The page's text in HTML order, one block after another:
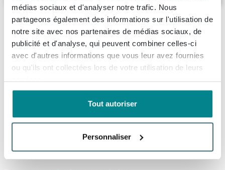
médias sociaux et d'analyser notre trafic. Nous
partageons également des informations sur l'utilisation de
notre site avec nos partenaires de médias sociaux, de
publicité et d'analyse, qui peuvent combiner celles-ci
avec d'autres informations que vous leur avez fournies
ou qu'ils ont collectées lors de votre utilisation de leurs
services.
Tout autoriser
Personnaliser
Description
Arcqua Luna Ensemble fontaine
54.3x39.7x21.8cm Brillant Blanc avec
fontaine effet marbre sans trop-plein mat
blanc
Ce élégant ensemble fontaine est un choix parfait pour
ceux qui recherchent une solution élégante et
fonctionnelle pour les petites salles de bains, toilettes
ou WC invités. Grâce à son format compact, cet
Spécifications
Série
Luna
Fiches techniques
Dessin technique
À propos de Arcqua
Arcqua est une marque qui propose un bel assortiment
Informations de commande et de livraison
Livraison